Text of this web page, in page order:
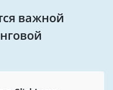
важной